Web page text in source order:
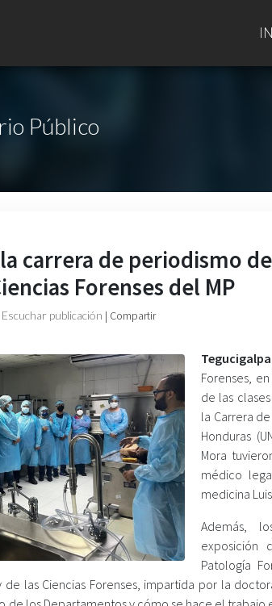
Público
carrera de periodismo
Forenses del MP
Escuchar publicación | Compartir
Forenses,
de las
la Carrera
Honduras
Mora
médico
medicina
Además,
exposición
Patología
de las Ciencias Forenses, impartida por la